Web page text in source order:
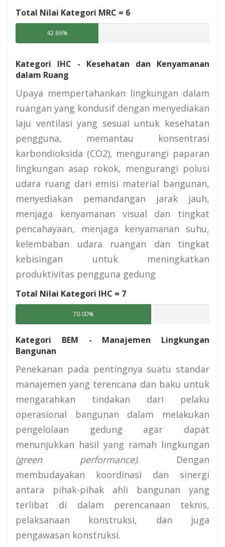
Total Nilai Kategori MRC = 6
42.86%
Kategori IHC - Kesehatan dan Kenyamanan
dalam Ruang
Upaya mempertahankan lingkungan dalam
ruangan yang kondusif dengan menyediakan
laju ventilasi yang sesuai untuk kesehatan
pengguna, memantau konsentrasi
karbondioksida (CO2), mengurangi paparan
lingkungan asap rokok, mengurangi polusi
udara ruang dari emisi material bangunan,
menyediakan pemandangan jarak jauh,
menjaga kenyamanan visual dan tingkat
pencahayaan, menjaga kenyamanan suhu,
kelembaban udara ruangan dan tingkat
kebisingan untuk meningkatkan
produktivitas pengguna gedung
Total Nilai Kategori IHC = 7
70.00%
Kategori BEM - Manajemen Lingkungan
Bangunan
Penekanan pada pentingnya suatu standar
manajemen yang terencana dan baku untuk
mengarahkan tindakan dari pelaku
operasional bangunan dalam melakukan
pengelolaan gedung agar dapat
menunjukkan hasil yang ramah lingkungan
(green performance). Dengan
membudayakan koordinasi dan sinergi
antara pihak-pihak ahli bangunan yang
terlibat di dalam perencanaan teknis,
pelaksanaan konstruksi, dan juga
pengawasan konstruksi.